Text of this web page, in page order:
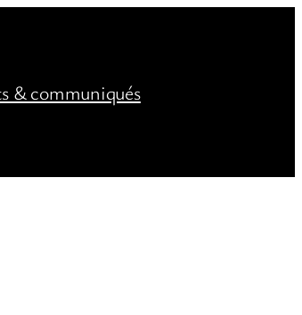
& communiqués